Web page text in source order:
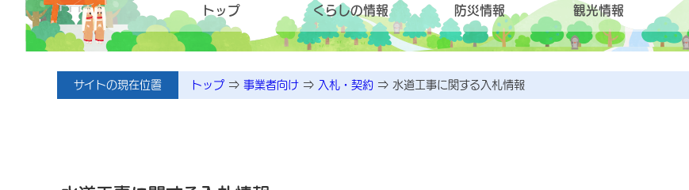
トップ くらしの情報 防災情報 観光情報
サイトの現在位置 トップ ⇒ 事業者向け ⇒ 入札・契約 ⇒ 水道工事に関する入札情報